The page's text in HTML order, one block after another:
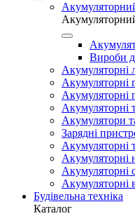
Вироби
Акумуляторні
Акумуляторні
Акумуляторні
Акумуляторні
Акумулятори
Зарядні
Акумуляторні
Акумуляторні
Акумуляторні
Акумуляторні
Будівельна техніка
Каталог